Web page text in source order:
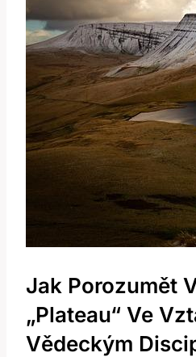
Jak⁢ Porozumět
„Plateau“ Ve
Vědeckým